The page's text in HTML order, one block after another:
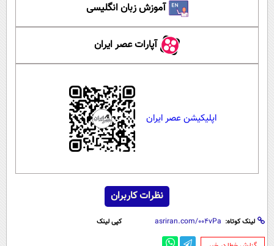
آموزش زبان انگلیسی
آپارات عصر ایران
اپلیکیشن عصر ایران
نظرات کاربران
لینک کوتاه: کپی لینک